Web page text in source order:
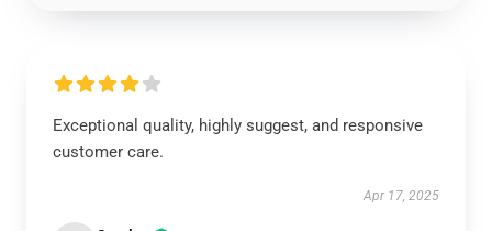
Exceptional quality, highly suggest, and responsive
customer care.
Apr 17, 2025